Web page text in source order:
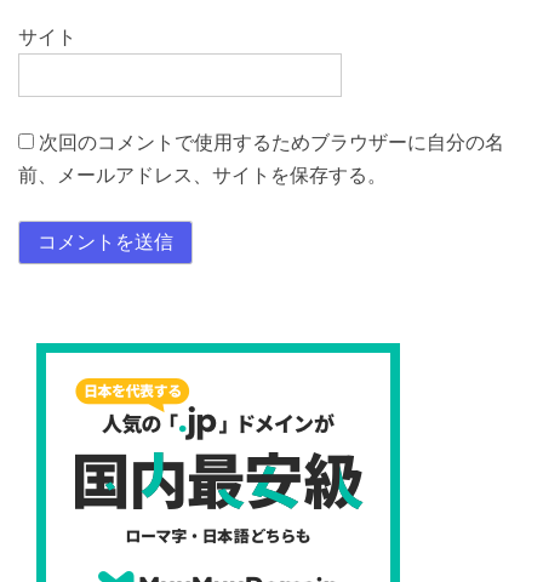
サイト
次回のコメントで使用するためブラウザーに自分の名
前、メールアドレス、サイトを保存する。